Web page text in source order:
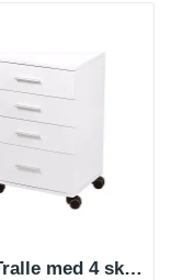
VIST Tralle med 4 skuffer